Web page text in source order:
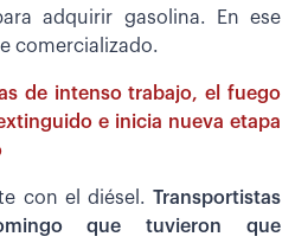
adquirir gasolina. En ese
comercializado.
de intenso trabajo, el fuego
e inicia nueva etapa
con el diésel. Transportistas
que tuvieron que